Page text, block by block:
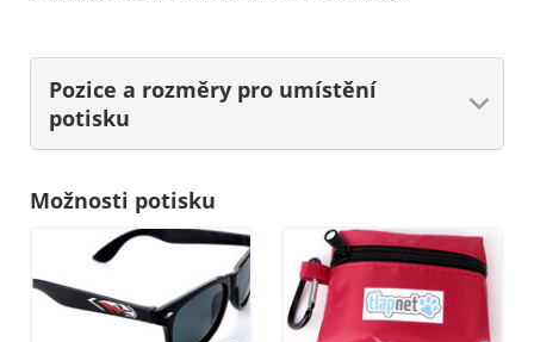
Pozice a rozměry pro umístění
potisku
Možnosti potisku